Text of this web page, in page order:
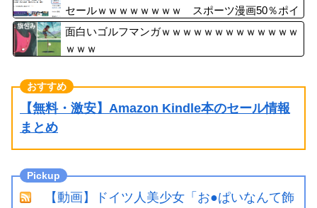
セールｗｗｗｗｗｗｗｗ スポーツ漫画50％ポイ
ント還元セール
面白いゴルフマンガｗｗｗｗｗｗｗｗｗｗｗｗｗ
ｗｗｗ
【無料・激安】Amazon Kindle本のセール情報
まとめ
【動画】ドイツ人美少女「お●ぱいなんて飾